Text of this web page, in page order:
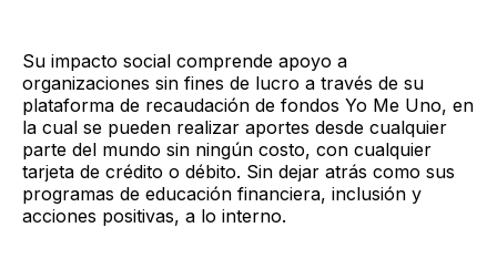
Su impacto social comprende apoyo a
organizaciones sin fines de lucro a través de su
plataforma de recaudación de fondos Yo Me Uno, en
la cual se pueden realizar aportes desde cualquier
parte del mundo sin ningún costo, con cualquier
tarjeta de crédito o débito. Sin dejar atrás como sus
programas de educación financiera, inclusión y
acciones positivas, a lo interno.